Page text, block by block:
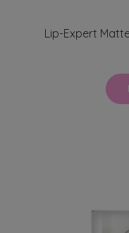
Lip-Expert